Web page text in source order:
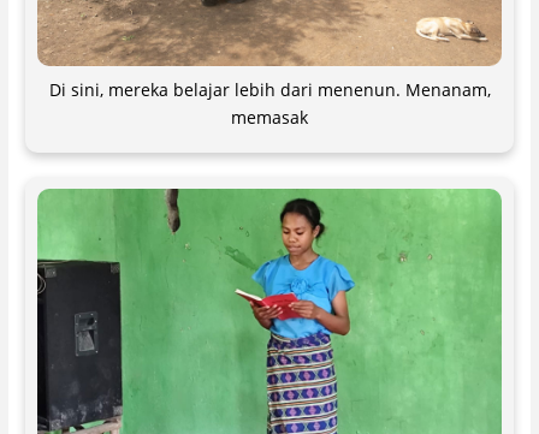
Di sini, mereka belajar lebih dari menenun. Menanam,
memasak